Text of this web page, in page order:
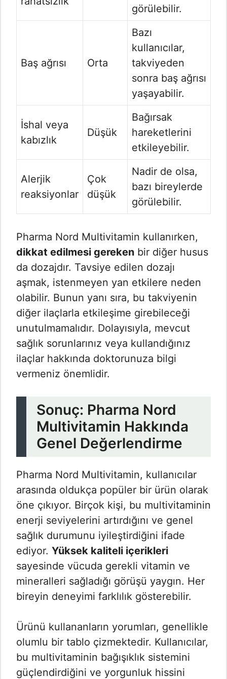
görülebilir.
Baş ağrısı Orta
Bazı
kullanıcılar,
takviyeden
sonra baş ağrısı
yaşayabilir.
İshal veya
kabızlık
Düşük
Bağırsak
hareketlerini
etkileyebilir.
Alerjik
reaksiyonlar
Çok
düşük
Nadir de olsa,
bazı bireylerde
görülebilir.
Pharma Nord Multivitamin kullanırken,
dikkat edilmesi gereken bir diğer husus
da dozajdır. Tavsiye edilen dozajı
aşmak, istenmeyen yan etkilere neden
olabilir. Bunun yanı sıra, bu takviyenin
diğer ilaçlarla etkileşime girebileceği
unutulmamalıdır. Dolayısıyla, mevcut
sağlık sorunlarınız veya kullandığınız
ilaçlar hakkında doktorunuza bilgi
vermeniz önemlidir.
Sonuç: Pharma Nord
Multivitamin Hakkında
Genel Değerlendirme
Pharma Nord Multivitamin, kullanıcılar
arasında oldukça popüler bir ürün olarak
öne çıkıyor. Birçok kişi, bu multivitaminin
enerji seviyelerini artırdığını ve genel
sağlık durumunu iyileştirdiğini ifade
ediyor. Yüksek kaliteli içerikleri
sayesinde vücuda gerekli vitamin ve
mineralleri sağladığı görüşü yaygın. Her
bireyin deneyimi farklılık gösterebilir.
Ürünü kullananların yorumları, genellikle
olumlu bir tablo çizmektedir. Kullanıcılar,
bu multivitaminin bağışıklık sistemini
güçlendirdiğini ve yorgunluk hissini